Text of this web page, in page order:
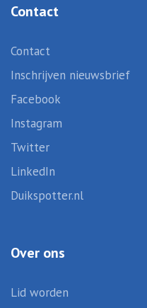
Contact
Contact
Inschrijven nieuwsbrief
Facebook
Instagram
Twitter
LinkedIn
Duikspotter.nl
Over ons
Lid worden